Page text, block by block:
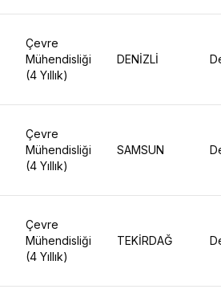
Çevre
Mühendisliği
(4 Yıllık)
DENİZLİ
Çevre
Mühendisliği
(4 Yıllık)
SAMSUN
Çevre
Mühendisliği
(4 Yıllık)
TEKİRDAĞ